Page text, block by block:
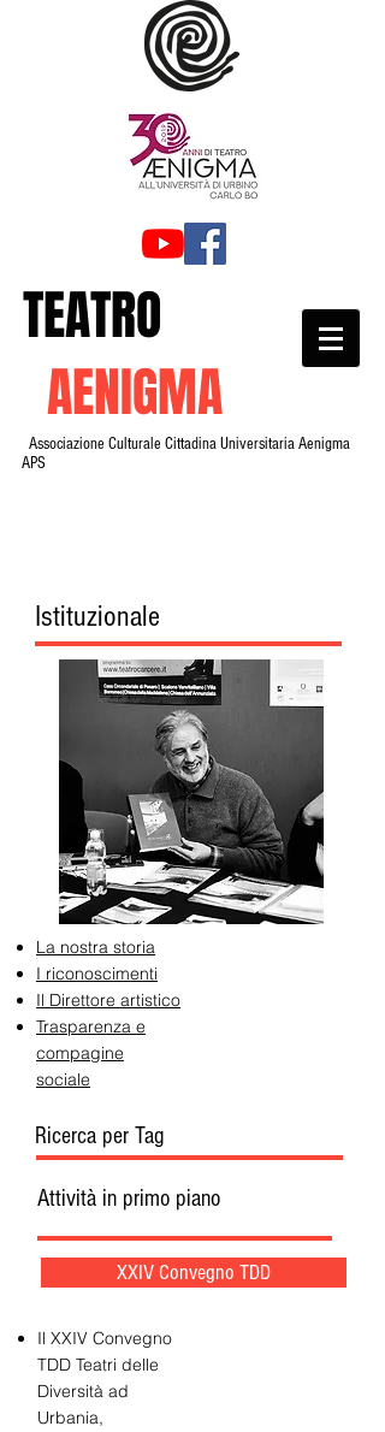
TEATRO
AENIGMA
Associazione Culturale Cittadina Universitaria Aenigma
APS
Istituzionale
La nostra storia
I riconoscimenti
Il Direttore artistico
Trasparenza e
compagine
sociale
Ricerca per Tag
Attività in primo piano
XXIV Convegno TDD
Il XXIV Convegno
TDD Teatri delle
Diversità ad
Urbania,